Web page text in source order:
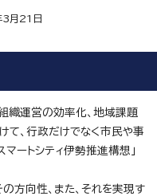
月21日
織運営の効率化、地域課題
て、行政だけでなく市民や事
ートシティ伊勢推進構想」
方向性、また、それを実現す